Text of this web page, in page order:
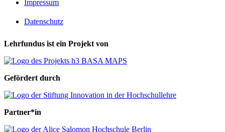
Impressum
Datenschutz
Lehrfundus ist ein Projekt von
Gefördert durch
Partner*in